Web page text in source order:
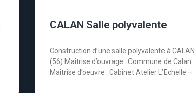
CALAN Salle polyvalente
Construction d’une salle polyvalente à CALAN
(56) Maîtrise d’ouvrage : Commune de Calan
Maîtrise d’oeuvre : Cabinet Atelier L’Echelle –